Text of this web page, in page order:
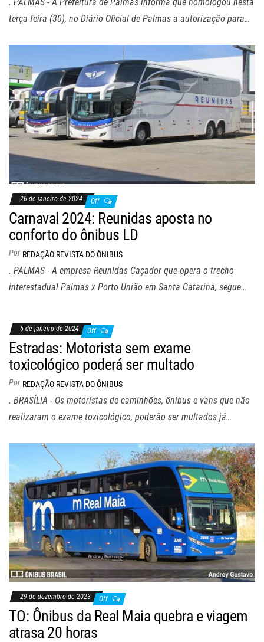
. PALMAS - A Prefeitura de Palmas informa que homologou nesta
terça-feira (30), no Diário Oficial de Palmas a autorização para…
26 de janeiro de 2024 Off
Carnaval 2024: Reunidas aposta no
conforto do ônibus LD
Por REDAÇÃO REVISTA DO ÔNIBUS
. PALMAS - A empresa Reunidas Caçador que opera o trecho
interestadual Palmas x Porto União em Santa Catarina, segue…
5 de janeiro de 2024 Off
Estradas: Motorista sem exame
toxicológico poderá ser multado
Por REDAÇÃO REVISTA DO ÔNIBUS
. BRASÍLIA - Os motoristas de caminhões, ônibus e vans que não
realizaram o exame toxicológico, poderão ser multados já…
29 de dezembro de 2023 Off
TO: Ônibus da Real Maia quebra e viagem
atrasa 20 horas